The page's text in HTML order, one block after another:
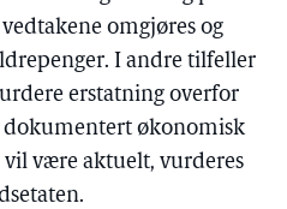
omgjøres og
I andre tilfeller
erstatning overfor
økonomisk
være aktuelt, vurderes